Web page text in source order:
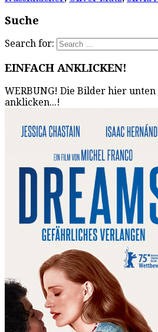
Suche
Search for:
EINFACH ANKLICKEN!
WERBUNG! Die Bilder hier
anklicken...!